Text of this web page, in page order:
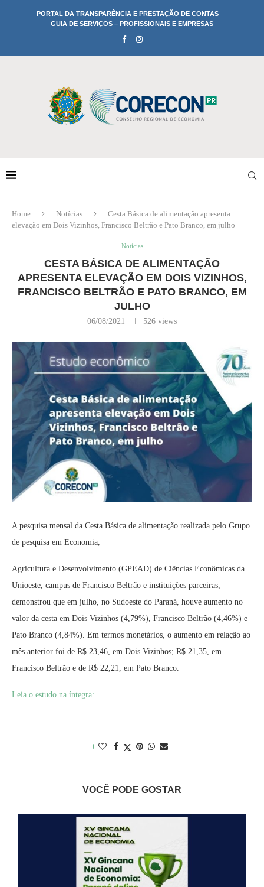
PORTAL DA TRANSPARÊNCIA E PRESTAÇÃO DE CONTAS
GUIA DE SERVIÇOS – PROFISSIONAIS E EMPRESAS
Home Notícias
Cesta Básica de alimentação apresenta
elevação em Dois Vizinhos, Francisco Beltrão e Pato Branco, em julho
Notícias
CESTA BÁSICA DE ALIMENTAÇÃO
APRESENTA ELEVAÇÃO EM DOIS VIZINHOS,
FRANCISCO BELTRÃO E PATO BRANCO, EM
JULHO
06/08/2021 526 views
A pesquisa mensal da Cesta Básica de alimentação realizada pelo Grupo
de pesquisa em Economia,
Agricultura e Desenvolvimento (GPEAD) de Ciências Econômicas da
Unioeste, campus de Francisco Beltrão e instituições parceiras,
demonstrou que em julho, no Sudoeste do Paraná, houve aumento no
valor da cesta em Dois Vizinhos (4,79%), Francisco Beltrão (4,46%) e
Pato Branco (4,84%). Em termos monetários, o aumento em relação ao
mês anterior foi de R$ 23,46, em Dois Vizinhos; R$ 21,35, em
Francisco Beltrão e de R$ 22,21, em Pato Branco.
Leia o estudo na íntegra:
1
VOCÊ PODE GOSTAR